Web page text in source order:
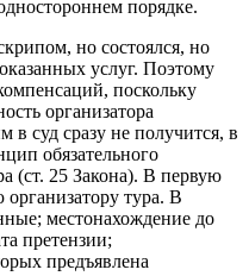
порядке.
но состоялся, но
услуг. Поэтому
поскольку
организатора
в суд сразу не получится, в
обязательного
(ст. 25 Закона). В первую
тура. В
местонахождение до
претензии;
предъявлена